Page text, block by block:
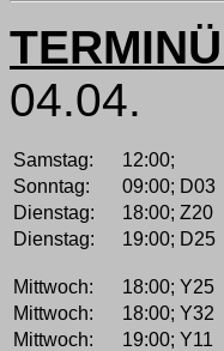
04.04.
Samstag: 12:00;
Sonntag:
09:00; D03
Dienstag:
18:00; Z20
Dienstag:
19:00; D25
Mittwoch:
18:00; Y25
Mittwoch:
18:00; Y32
Mittwoch:
19:00; Y11